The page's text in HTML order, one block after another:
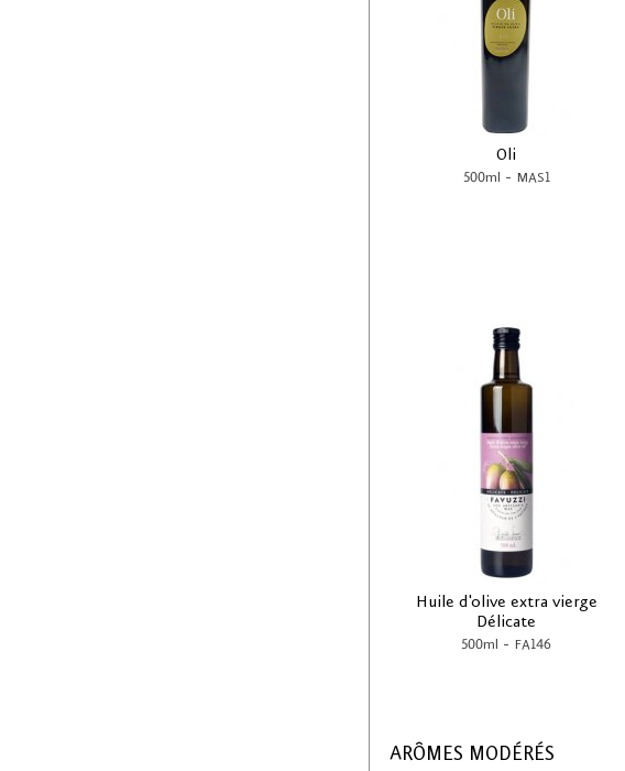
Oli
500ml - MAS1
Huile d'olive extra vierge
Délicate
500ml - FA146
ARÔMES MODÉRÉS